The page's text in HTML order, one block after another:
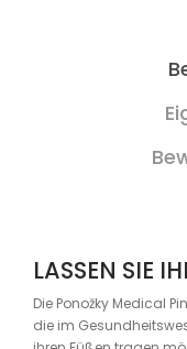
LASSEN SIE
Die Ponožky Medical
die im